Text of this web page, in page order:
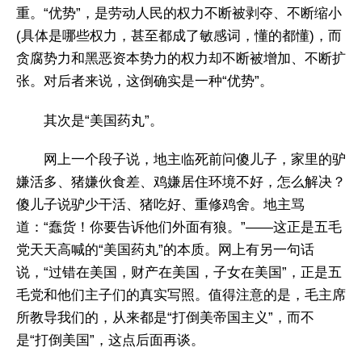
重。“优势”，是劳动人民的权力不断被剥夺、不断缩小
(具体是哪些权力，甚至都成了敏感词，懂的都懂)，而
贪腐势力和黑恶资本势力的权力却不断被增加、不断扩
张。对后者来说，这倒确实是一种“优势”。
其次是“美国药丸”。
网上一个段子说，地主临死前问傻儿子，家里的驴
嫌活多、猪嫌伙食差、鸡嫌居住环境不好，怎么解决？
傻儿子说驴少干活、猪吃好、重修鸡舍。地主骂
道：“蠢货！你要告诉他们外面有狼。”——这正是五毛
党天天高喊的“美国药丸”的本质。网上有另一句话
说，“过错在美国，财产在美国，子女在美国”，正是五
毛党和他们主子们的真实写照。值得注意的是，毛主席
所教导我们的，从来都是“打倒美帝国主义”，而不
是“打倒美国”，这点后面再谈。